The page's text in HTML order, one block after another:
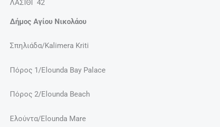
ΛΑΣΙΘΙ 42
Δήμος Αγίου Νικολάου
Σπηλιάδα/Kalimera Kriti
Πόρος 1/Elounda Bay Palace
Πόρος 2/Elounda Beach
Ελούντα/Elounda Mare